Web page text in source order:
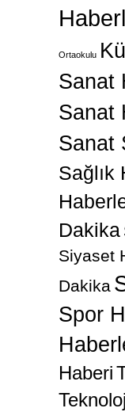
Ortaokulu
Sanat
Sanat
Sanat
Sağlık
Dakika
Siyaset
Dakika
Spor
Haberi